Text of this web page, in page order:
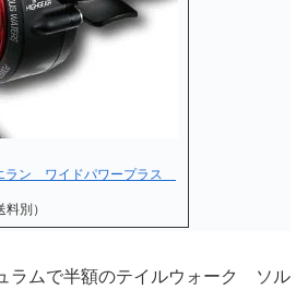
ラン ワイドパワープラス
別）
ラムで半額のテイルウォーク ソル